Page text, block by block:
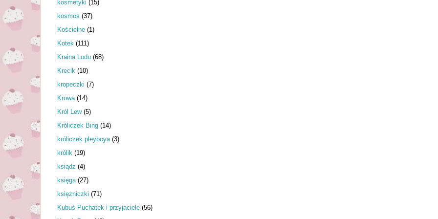
kosmetyki (15)
kosmos (37)
Kościelne (1)
Kotek (111)
Kraina Lodu (68)
Krecik (10)
kropeczki (7)
Krowa (14)
Król Lew (5)
Króliczek Bing (14)
króliczek pleyboya (3)
królik (19)
ksiądz (4)
księga (27)
księżniczki (71)
Kubuś Puchatek i przyjaciele (56)